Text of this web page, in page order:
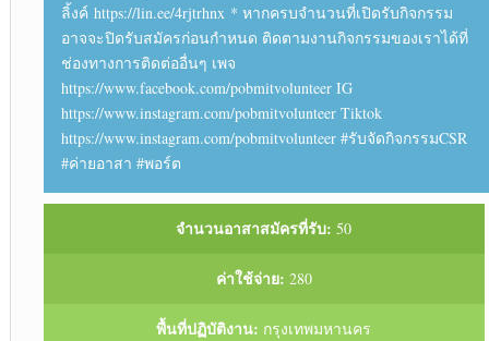
ลิ้งค์ https://lin.ee/4rjtrhnx * หากครบจำนวนที่เปิดรับกิจกรรม
อาจจะปิดรับสมัครก่อนกำหนด ติดตามงานกิจกรรมของเราได้ที่
ช่องทางการติดต่ออื่นๆ เพจ
https://www.facebook.com/pobmitvolunteer IG
https://www.instagram.com/pobmitvolunteer Tiktok
https://www.instagram.com/pobmitvolunteer #รับจัดกิจกรรมCSR
#ค่ายอาสา #พอร์ต
จำนวนอาสาสมัครที่รับ: 50
ค่าใช้จ่าย: 280
พื้นที่ปฏิบัติงาน: กรุงเทพมหานคร